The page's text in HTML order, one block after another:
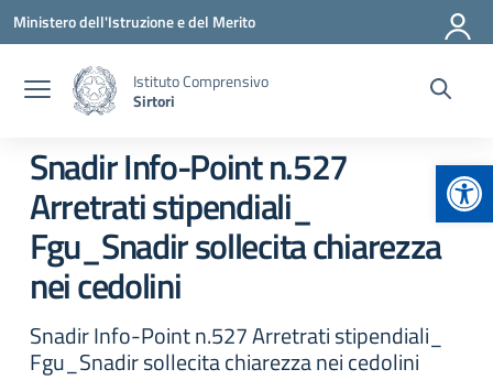
Vai ai contenuti
Vai al menu di navigazione
Vai al footer
Ministero dell'Istruzione e del Merito
Istituto Comprensivo
Sirtori
Snadir Info-Point n.527
Arretrati stipendiali_
Fgu_Snadir sollecita chiarezza
nei cedolini
Snadir Info-Point n.527 Arretrati stipendiali_
Fgu_Snadir sollecita chiarezza nei cedolini